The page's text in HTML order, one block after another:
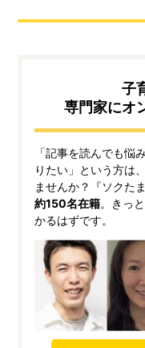
子
専門家にオ
「記事を読んでも悩
りたい」という方は
ませんか？『ソクた
約150名在籍。きっ
かるはずです。